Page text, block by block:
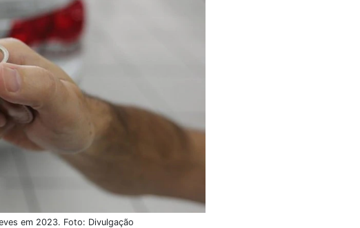
em 2023. Foto: Divulgação